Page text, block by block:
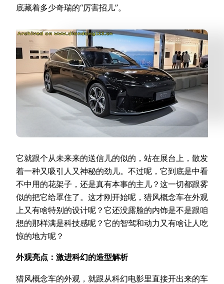
底藏着多少奇瑞的“厉害招儿”。
它就跟个从未来来的送信儿的似的，站在展台上，散发
着一种又吸引人又神秘的劲儿。不过呢，它到底是中看
不中用的花架子，还是真有本事的主儿？这一切都跟雾
似的把它给罩住了。这才刚开始呢，猎风概念车在外观
上又有啥特别的设计呢？它还没露脸的内饰是不是跟咱
想的那样满是科技感呢？它的智驾和动力又有啥让人吃
惊的地方呢？
外观亮点：激进科幻的造型解析
猎风概念车的外观，就跟从科幻电影里直接开出来的车